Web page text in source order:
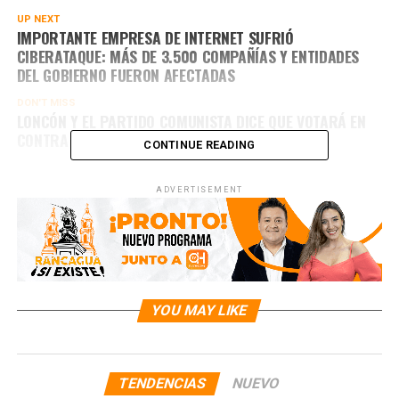
UP NEXT
IMPORTANTE EMPRESA DE INTERNET SUFRIÓ
CIBERATAQUE: MÁS DE 3.500 COMPAÑÍAS Y ENTIDADES
DEL GOBIERNO FUERON AFECTADAS
DON'T MISS
CONTRA DEL PLEBICITOCONTINUE READING
ADVERTISEMENT
YOU MAY LIKE
TENDENCIAS NUEVO